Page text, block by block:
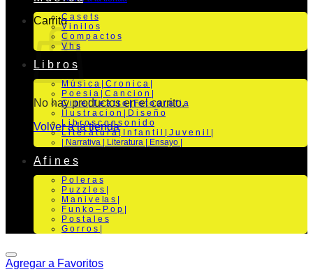
Carrito
No hay productos en el carrito.
Volver a la tienda
C a s e t s
V i n i l o s
C o m p a c t o s
V h s
L i b r o s
M ú s i c a | C r o n i c a |
P o e s i a | C a n c i o n |
C i n e | T e a t r o | Fo t o g r a f i a
I l u s t r a c i o n | D i s e ñ o
L i b r o s c o n s o n i d o
L i t e r a t u r a | I n f a n t i l | J u v e n i l |
| Narrativa | Literatura | Ensayo |
A f i n e s
P o l e r a s
P u z z l e s |
M a n i v e la s |
F u n k o – P o p |
P o s t a l e s
G o r r o s |
Agregar a Favoritos